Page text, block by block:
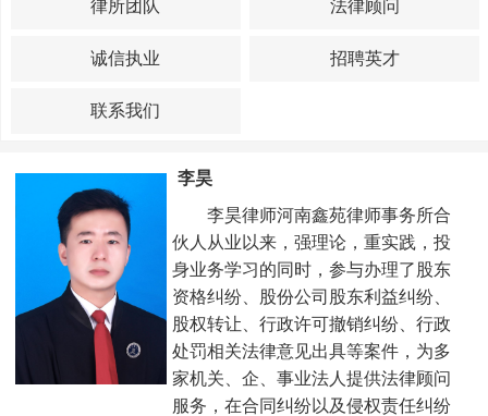
律所团队 法律顾问
诚信执业 招聘英才
联系我们
李昊
李昊律师河南鑫苑律师事务所合
伙人从业以来，强理论，重实践，投
身业务学习的同时，参与办理了股东
资格纠纷、股份公司股东利益纠纷、
股权转让、行政许可撤销纠纷、行政
处罚相关法律意见出具等案件，为多
家机关、企、事业法人提供法律顾问
服务，在合同纠纷以及侵权责任纠纷